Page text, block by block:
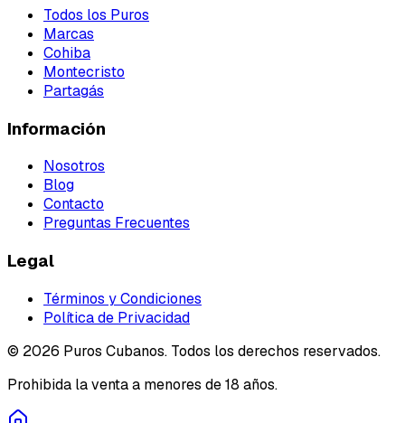
Todos los Puros
Marcas
Cohiba
Montecristo
Partagás
Información
Nosotros
Blog
Contacto
Preguntas Frecuentes
Legal
Términos y Condiciones
Política de Privacidad
© 2026 Puros Cubanos. Todos los derechos reservados.
Prohibida la venta a menores de 18 años.